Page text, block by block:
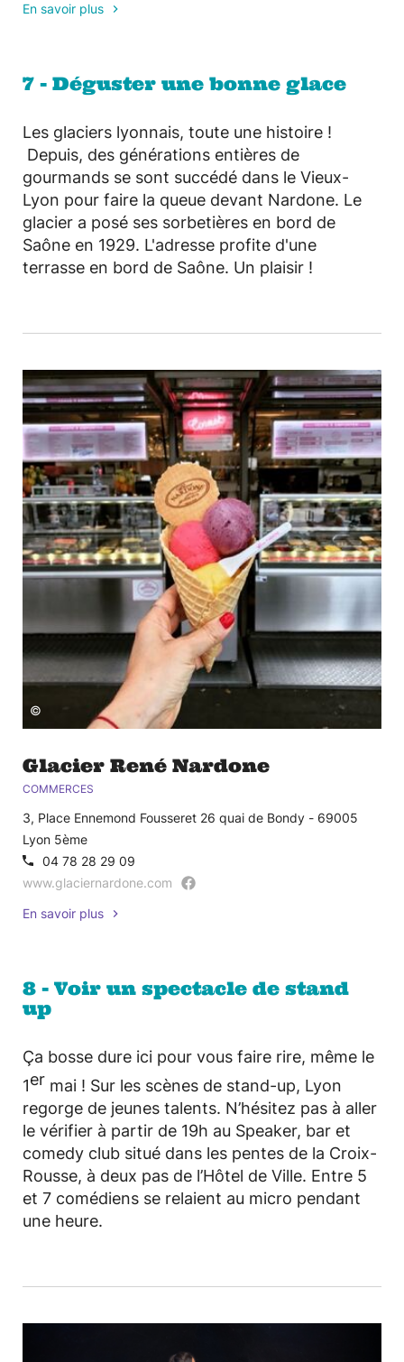
En savoir plus
7 - Déguster une bonne glace
Les glaciers lyonnais, toute une histoire !
Depuis, des générations entières de
gourmands se sont succédé dans le Vieux-
Lyon pour faire la queue devant Nardone. Le
glacier a posé ses sorbetières en bord de
Saône en 1929. L'adresse profite d'une
terrasse en bord de Saône. Un plaisir !
©
Glacier René Nardone
COMMERCES
3, Place Ennemond Fousseret 26 quai de Bondy - 69005
Lyon 5ème
04 78 28 29 09
www.glaciernardone.com
En savoir plus
8 - Voir un spectacle de stand
up
Ça bosse dure ici pour vous faire rire, même le
1er mai ! Sur les scènes de stand-up, Lyon
regorge de jeunes talents. N’hésitez pas à aller
le vérifier à partir de 19h au Speaker, bar et
comedy club situé dans les pentes de la Croix-
Rousse, à deux pas de l’Hôtel de Ville. Entre 5
et 7 comédiens se relaient au micro pendant
une heure.